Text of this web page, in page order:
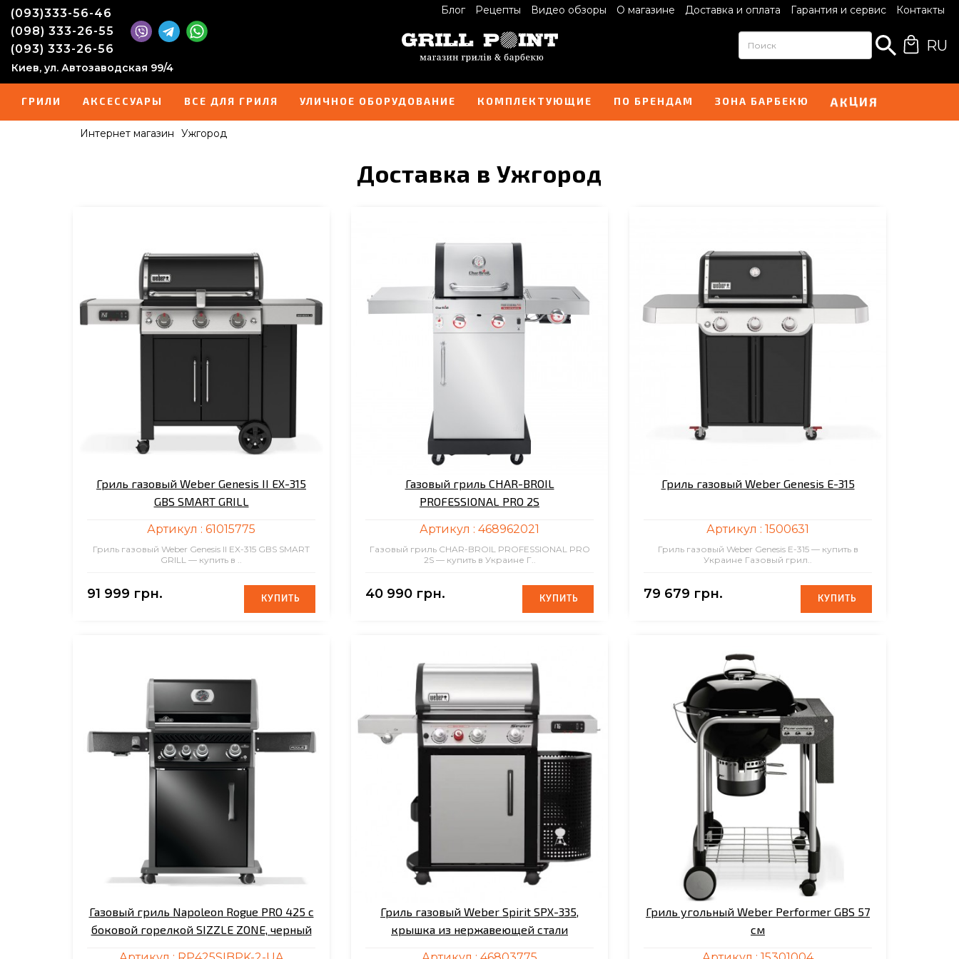
Блог Рецепты Видео обзоры О магазине Доставка и оплата Гарантия и сервис Контакты
(093)333-56-46
(098) 333-26-55
(093) 333-26-56
Киев, ул. Автозаводская 99/4
RU
ГРИЛИ АКСЕССУАРЫ ВСЕ ДЛЯ ГРИЛЯ УЛИЧНОЕ ОБОРУДОВАНИЕ КОМПЛЕКТУЮЩИЕ ПО БРЕНДАМ ЗОНА БАРБЕКЮ АКЦИЯ
Интернет магазин Ужгород
Доставка в Ужгород
Гриль газовый Weber Genesis II EX-315
GBS SMART GRILL
Артикул : 61015775
Гриль газовый Weber Genesis II EX-315 GBS SMART
GRILL — купить в ..
91 999 грн. КУПИТЬ
КУПИТЬ
Газовый гриль CHAR-BROIL
PROFESSIONAL PRO 2S
Артикул : 468962021
Газовый гриль CHAR-BROIL PROFESSIONAL PRO
2S — купить в Украине Г..
40 990 грн. КУПИТЬ
КУПИТЬ
Гриль газовый Weber Genesis E-315
Артикул : 1500631
Гриль газовый Weber Genesis E-315 — купить в
Украине Газовый грил..
79 679 грн. КУПИТЬ
КУПИТЬ
Газовый гриль Napoleon Rogue PRO 425 с
боковой горелкой SIZZLE ZONE, черный
Гриль газовый Weber Spirit SPX-335,
крышка из нержавеющей стали
Гриль угольный Weber Performer GBS 57
см